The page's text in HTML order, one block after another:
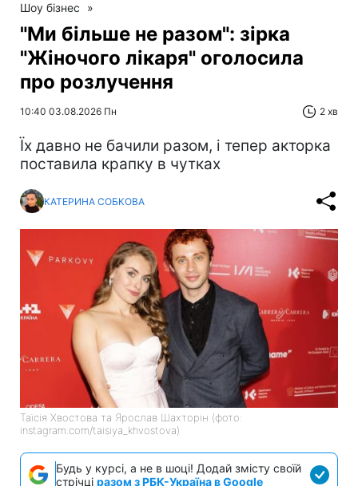
Шоу бізнес »
"Ми більше не разом": зірка
"Жіночого лікаря" оголосила
про розлучення
10:40 03.08.2026 Пн 2 хв
Їх давно не бачили разом, і тепер акторка
поставила крапку в чутках
КАТЕРИНА СОБКОВА
Таїсія Хвостова та Ярослав Шахторін (фото:
instagram.com/taisiya_khvostova)
Будь у курсі, а не в шоці! Додай змісту своїй
стрічці разом з РБК-Україна в Google